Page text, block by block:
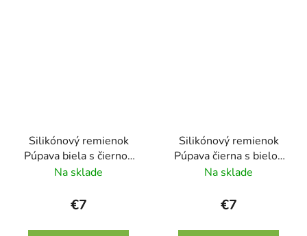
Silikónový remienok
Púpava biela s čiernou
22mm
Na sklade
€7
Silikónový remienok
Púpava čierna s bielou
22mm
Na sklade
€7